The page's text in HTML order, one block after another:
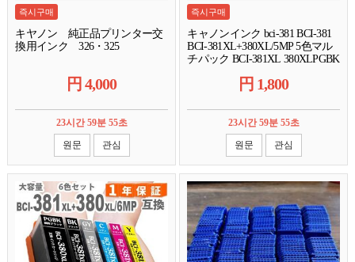
즉시구매
キヤノン 純正品プリンター交
換用インク 326・325
円4,000
23시간 59분 54초
원문
관심
즉시구매
キャノンインク bci-381 BCI-381
BCI-381XL+380XL/5MP 5色マル
チパック BCI-381XL 380XLPGBK
381XLBK 381XLGY att
円 1,800
23시간 59분 54초
원문
관심